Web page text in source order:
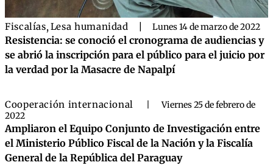
Fiscalías,Lesa humanidad Lunes 14 de marzo de 2022
Resistencia: se conoció el cronograma de audiencias y
se abrió la inscripción para el público para el juicio por
la verdad por la Masacre de Napalpí
Cooperación internacional
Viernes 25 de febrero de
2022
Ampliaron el Equipo Conjunto de Investigación entre
el Ministerio Público Fiscal de la Nación y la Fiscalía
General de la República del Paraguay